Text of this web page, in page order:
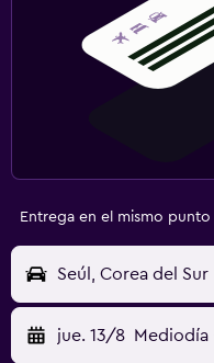
Entrega en el mismo punto
Seúl, Corea del Sur
jue. 13/8 Mediodía